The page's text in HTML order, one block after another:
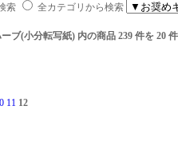
索 全カテゴリから検索
ブ(小分転写紙) 内の商品 239 件を 20
11 12